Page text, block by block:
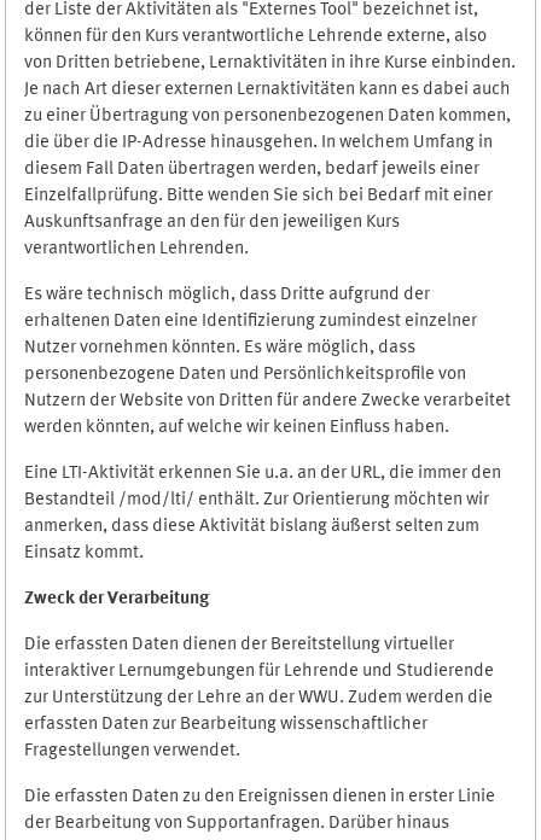
der Liste der Aktivitäten als "Externes Tool" bezeichnet ist,
können für den Kurs verantwortliche Lehrende externe, also
von Dritten betriebene, Lernaktivitäten in ihre Kurse einbinden.
Je nach Art dieser externen Lernaktivitäten kann es dabei auch
zu einer Übertragung von personenbezogenen Daten kommen,
die über die IP-Adresse hinausgehen. In welchem Umfang in
diesem Fall Daten übertragen werden, bedarf jeweils einer
Einzelfallprüfung. Bitte wenden Sie sich bei Bedarf mit einer
Auskunftsanfrage an den für den jeweiligen Kurs
verantwortlichen Lehrenden.
Es wäre technisch möglich, dass Dritte aufgrund der
erhaltenen Daten eine Identifizierung zumindest einzelner
Nutzer vornehmen könnten. Es wäre möglich, dass
personenbezogene Daten und Persönlichkeitsprofile von
Nutzern der Website von Dritten für andere Zwecke verarbeitet
werden könnten, auf welche wir keinen Einfluss haben.
Eine LTI-Aktivität erkennen Sie u.a. an der URL, die immer den
Bestandteil /mod/lti/ enthält. Zur Orientierung möchten wir
anmerken, dass diese Aktivität bislang äußerst selten zum
Einsatz kommt.
Zweck der Verarbeitung
Die erfassten Daten dienen der Bereitstellung virtueller
interaktiver Lernumgebungen für Lehrende und Studierende
zur Unterstützung der Lehre an der WWU. Zudem werden die
erfassten Daten zur Bearbeitung wissenschaftlicher
Fragestellungen verwendet.
Die erfassten Daten zu den Ereignissen dienen in erster Linie
der Bearbeitung von Supportanfragen. Darüber hinaus